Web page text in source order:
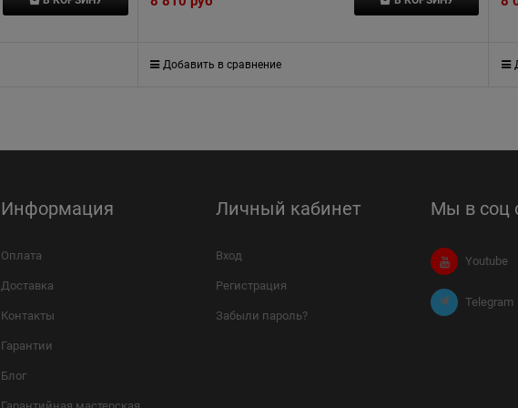
Добавить в сравнение
Информация
Оплата
Доставка
Контакты
Гарантии
Блог
Личный кабинет
Вход
Регистрация
Забыли пароль?
Мы в соц
Youtube
Telegram